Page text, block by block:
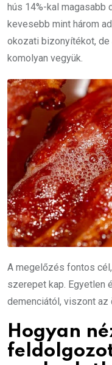
hús 14%-kal magasabb
kevesebb mint három
okozati bizonyítékot, de
komolyan vegyük.
A megelőzés fontos
szerepet kap. Egyetlen
demenciától, viszont
Hogyan